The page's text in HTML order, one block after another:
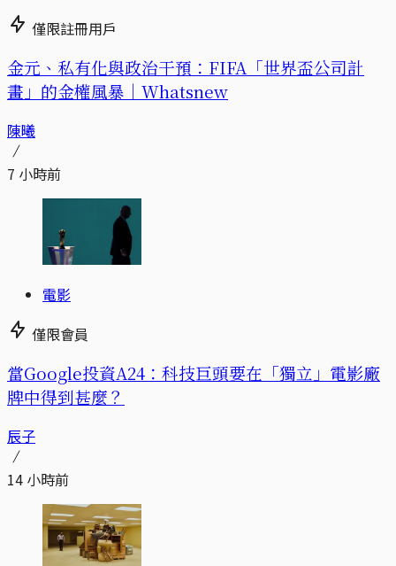
僅限註冊用戶
金元、私有化與政治干預：FIFA「世界盃公司計
畫」的金權風暴｜Whatsnew
陳曦
7 小時前
電影
僅限會員
當Google投資A24：科技巨頭要在「獨立」電影廠
牌中得到甚麼？
辰子
14 小時前